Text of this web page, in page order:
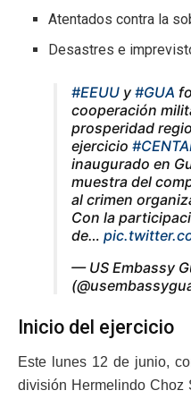
Atentados contra la
Desastres e
#EEUU y #GUA
cooperación
prosperidad
ejercicio
inaugurado en
muestra del
al crimen
Con la
de…
— US Embassy
Inicio del ejercicio
Este lunes 12 de junio,
división Hermelindo Choz